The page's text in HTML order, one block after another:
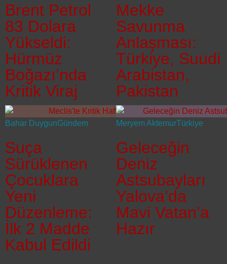
Brent Petrol
83 Dolara
Yükseldi:
Hürmüz
Boğazı’nda
Kritik Viraj
Mekke
Savunma
Anlaşması:
Türkiye, Suudi
Arabistan,
Pakistan
Bahar DuygunGündem
Suça
Sürüklenen
Çocuklara
Yeni
Düzenleme:
İlk 2 Madde
Kabul Edildi
Meryem AktemurTürkiye
Geleceğin
Deniz
Astsubayları
Yalova’da
Mavi Vatan’a
Hazır